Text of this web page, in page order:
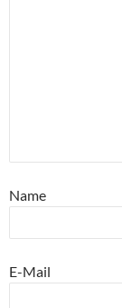
Name
E-Mail